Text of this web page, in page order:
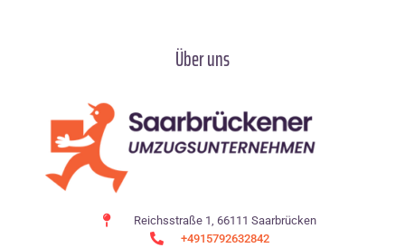
Über uns
Reichsstraße 1, 66111 Saarbrücken
+4915792632842